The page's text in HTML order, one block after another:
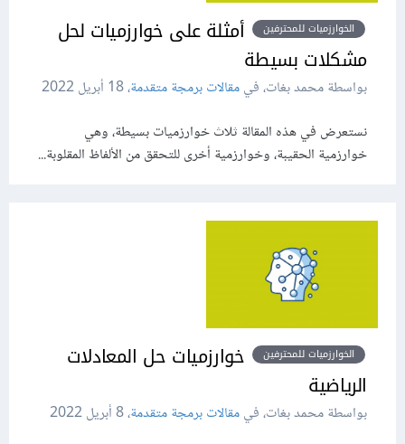
الخوارزميات للمحترفين
أمثلة على خوارزميات لحل
مشكلات بسيطة
بواسطة محمد بغات، فيمقالات برمجة متقدمة،18 أبريل 2022
نستعرض في هذه المقالة ثلاث خوارزميات بسيطة، وهي
خوارزمية الحقيبة، وخوارزمية أخرى للتحقق من الألفاظ المقلوبة...
الخوارزميات للمحترفين
خوارزميات حل المعادلات
الرياضية
بواسطة محمد بغات، فيمقالات برمجة متقدمة،8 أبريل 2022